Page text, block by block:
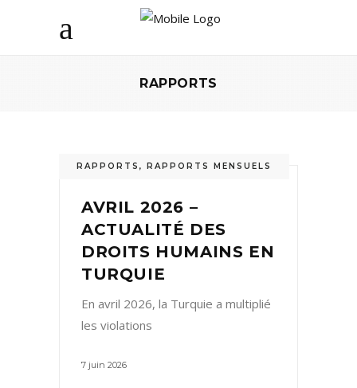
RAPPORTS
RAPPORTS , RAPPORTS MENSUELS
AVRIL 2026 –
ACTUALITÉ DES
DROITS HUMAINS EN
TURQUIE
En avril 2026, la Turquie a multiplié
les violations
7 juin 2026